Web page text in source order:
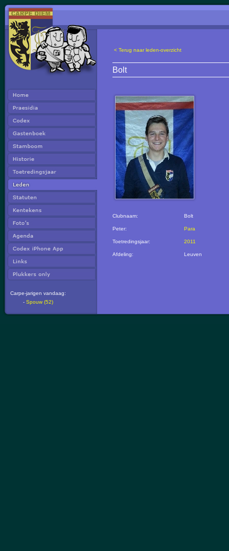
Carpe-jarigen vandaag:
- Spouw (52)
< Terug naar leden-overzicht
Bolt
Clubnaam: Bolt
Peter: Para
Toetredingsjaar: 2011
Afdeling: Leuven